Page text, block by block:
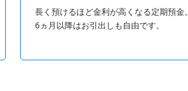
長く預けるほど金利が高くなる定期預金。
6ヵ月以降はお引出しも自由です。